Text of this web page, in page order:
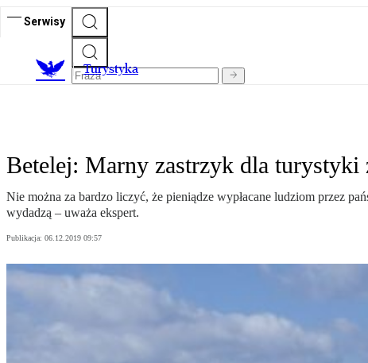
Serwisy
Turystyka
Betelej: Marny zastrzyk dla turystyki
Nie można za bardzo liczyć, że pieniądze wypłacane ludziom przez
wydadzą – uważa ekspert.
Publikacja: 06.12.2019 09:57